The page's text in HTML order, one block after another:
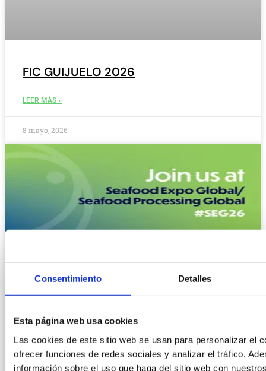
Consentimiento Detalles
Esta página web usa cookies
Las cookies de este sitio web se usan para personalizar el
ofrecer funciones de redes sociales y analizar el tráfico.
información sobre el uso que haga del sitio web con
FIC GUIJUELO 2026
LEER MÁS »
8 mayo, 2026